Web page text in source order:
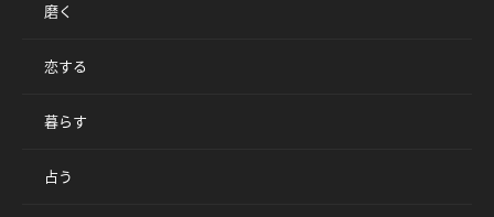
磨く
恋する
暮らす
占う